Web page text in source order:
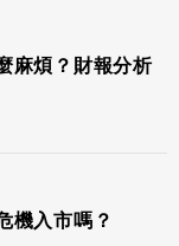
麻煩？財報分析
機入市嗎？